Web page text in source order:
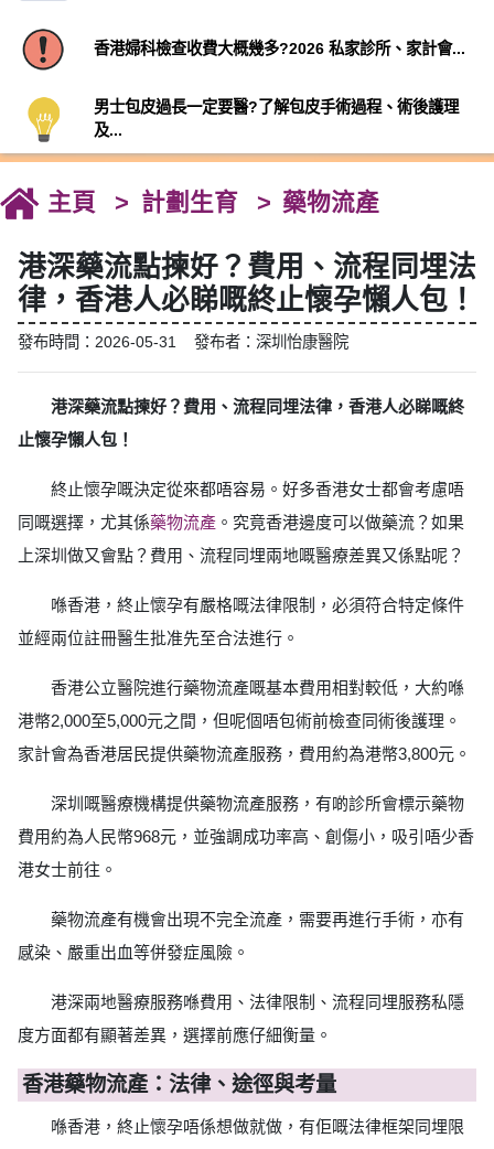
香港婦科檢查收費大概幾多?2026 私家診所、家計會...
男士包皮過長一定要醫?了解包皮手術過程、術後護理
及...
主頁 計劃生育 藥物流產
港深藥流點揀好？費用、流程同埋法
律，香港人必睇嘅終止懷孕懶人包！
發布時間：2026-05-31 發布者：深圳怡康醫院
港深藥流點揀好？費用、流程同埋法律，香港人必睇嘅終
止懷孕懶人包！
終止懷孕嘅決定從來都唔容易。好多香港女士都會考慮唔
同嘅選擇，尤其係藥物流產 。究竟香港邊度可以做藥流？如果
上深圳做又會點？費用、流程同埋兩地嘅醫療差異又係點呢？
喺香港，終止懷孕有嚴格嘅法律限制，必須符合特定條件
並經兩位註冊醫生批准先至合法進行。
香港公立醫院進行藥物流產嘅基本費用相對較低，大約喺
港幣2,000至5,000元之間，但呢個唔包術前檢查同術後護理。
家計會為香港居民提供藥物流產服務，費用約為港幣3,800元。
深圳嘅醫療機構提供藥物流產服務，有啲診所會標示藥物
費用約為人民幣968元，並強調成功率高、創傷小，吸引唔少香
港女士前往。
藥物流產有機會出現不完全流產，需要再進行手術，亦有
感染、嚴重出血等併發症風險。
港深兩地醫療服務喺費用、法律限制、流程同埋服務私隱
度方面都有顯著差異，選擇前應仔細衡量。
香港藥物流產：法律、途徑與考量
喺香港，終止懷孕唔係想做就做，有佢嘅法律框架同埋限